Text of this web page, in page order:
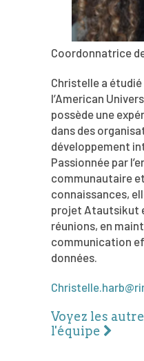
Coordonnatrice
Christelle a
l’American
possède une
dans des
développement
Passionnée par
communautaire
connaissances,
projet Atautsikut
réunions, en
communication
données.
Voyez les
l'équipe